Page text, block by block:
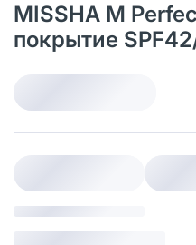
MISSHA М
покрытие